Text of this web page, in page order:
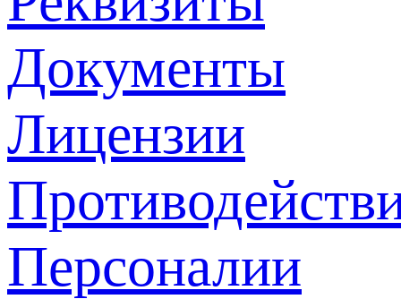
Документы
Лицензии
Персоналии